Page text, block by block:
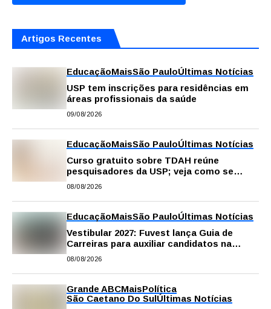
Artigos Recentes
EducaçãoMaisSão PauloÚltimas Notícias
USP tem inscrições para residências em
áreas profissionais da saúde
09/08/2026
EducaçãoMaisSão PauloÚltimas Notícias
Curso gratuito sobre TDAH reúne
pesquisadores da USP; veja como se
inscrever
08/08/2026
EducaçãoMaisSão PauloÚltimas Notícias
Vestibular 2027: Fuvest lança Guia de
Carreiras para auxiliar candidatos na
escolha da profissão
08/08/2026
Grande ABCMaisPolítica
São Caetano Do SulÚltimas Notícias